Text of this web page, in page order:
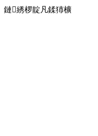
鏈綉椤靛凡鍒犻櫎